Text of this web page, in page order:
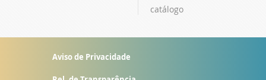
catálogo
Aviso de Privacidade